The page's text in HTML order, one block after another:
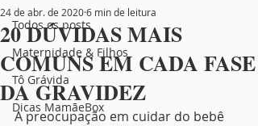
Todos os posts
Maternidade & Filhos
Tô Grávida
Dicas MamãeBox
20 DÚVIDAS MAIS
COMUNS EM CADA FASE
DA GRAVIDEZ
24 de abr. de 20206 min de leitura
A preocupação em cuidar do bebê